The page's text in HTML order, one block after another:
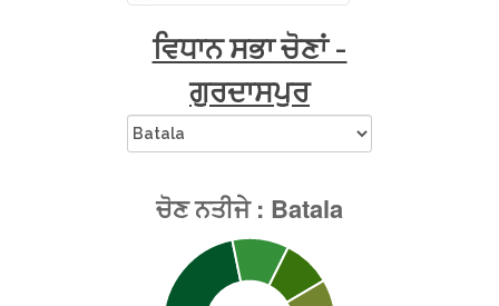
ਵਿਧਾਨ ਸਭਾ ਚੋਣਾਂ -
ਗੁਰਦਾਸਪੁਰ